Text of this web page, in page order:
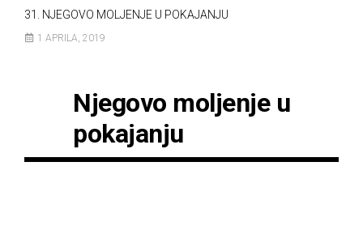
31. NJEGOVO MOLJENJE U POKAJANJU
1 APRILA, 2019
Njegovo moljenje u
pokajanju